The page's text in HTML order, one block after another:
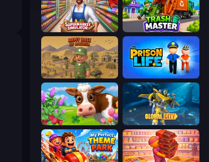
Supermarket Simulator: Store Manager Trash Master
Army Base Of America Prison Life
Country Life Meadows Global City